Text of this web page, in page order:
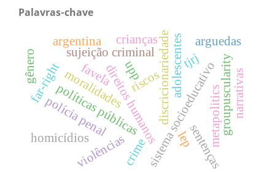
Palavras-chave
sistema socioeducativo
discricionariedade
políticas públicas
direitos humanos
sentenças
sujeição criminal tjrj
metapolitics
far-right groupuscularity
riscos
crianças adolescentes
polícia penal
lep
violências
narrativas
homicídios
favela
crime
gênero upp
moralidades
argentina arguedas